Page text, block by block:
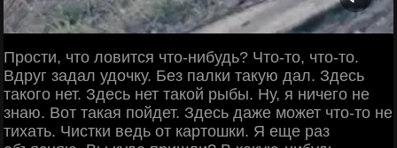
Прости, что ловится что-нибудь? Что-то, что-то.
Вдруг задал удочку. Без палки такую дал. Здесь
такого нет. Здесь нет такой рыбы. Ну, я ничего не
знаю. Вот такая пойдет. Здесь даже может что-то не
тихать. Чистки ведь от картошки. Я еще раз